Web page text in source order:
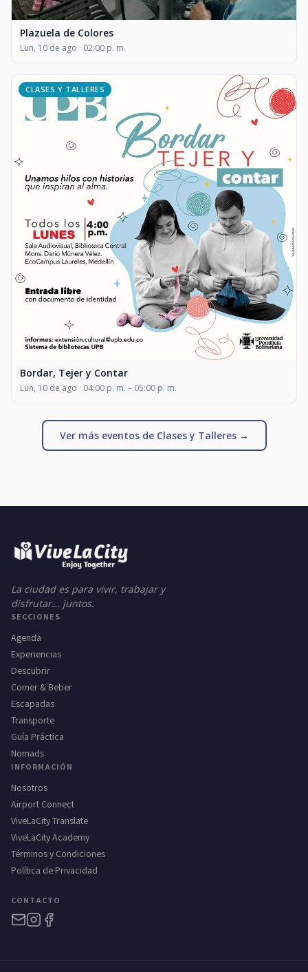
Plazuela de Colores
Lun, 10 de ago · 02:00 p. m.
CLASES Y TALLERES
Bordar, Tejer y Contar
Lun, 10 de ago · 04:00 p. m. – 05:00 p. m.
Ver más eventos de Clases y Talleres →
La ciudad es para vivir, trabajar y
disfrutar... juntos.
SECCIONES
Agenda
Experiencias
Descubrir
Comer & Beber
Escapadas
Transporte
Guía Práctica
Nomads
INFORMACIÓN
Nosotros
Airport Connect
ViveLaCity Translate
ViveLaCity Academy
Términos y Condiciones
Política de Privacidad
CONTACTO